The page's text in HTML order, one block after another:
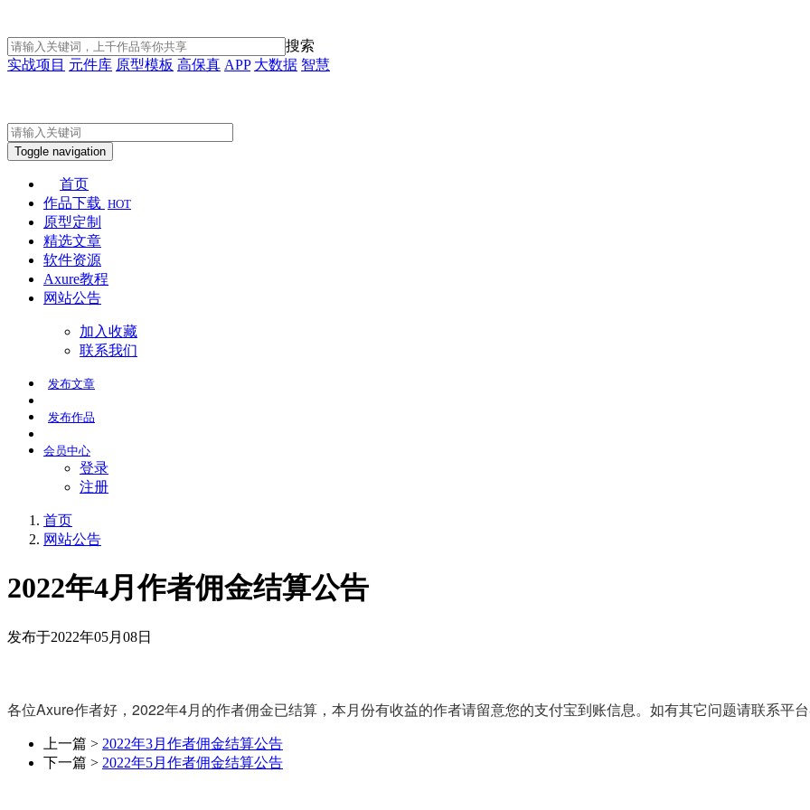
搜索
实战项目 元件库 原型模板 高保真 APP 大数据 智慧
Toggle navigation
首页
作品下载 HOT
原型定制
精选文章
软件资源
Axure教程
网站公告
加入收藏
联系我们
发布文章
发布作品
会员中心
登录
注册
首页
网站公告
2022年4月作者佣金结算公告
发布于2022年05月08日
各位Axure作者好，2022年4月的作者佣金已结算，本月份有收益的作者请留意您的支付宝到账信息。如有其它问题请联系平
上一篇 > 2022年3月作者佣金结算公告
下一篇 > 2022年5月作者佣金结算公告